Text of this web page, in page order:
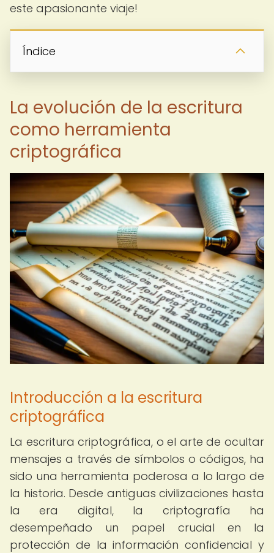
este apasionante viaje!
Índice
La evolución de la escritura
como herramienta
criptográfica
Introducción a la escritura
criptográfica
La escritura criptográfica, o el arte de ocultar
mensajes a través de símbolos o códigos, ha
sido una herramienta poderosa a lo largo de
la historia. Desde antiguas civilizaciones hasta
la era digital, la criptografía ha
desempeñado un papel crucial en la
protección de la información confidencial y